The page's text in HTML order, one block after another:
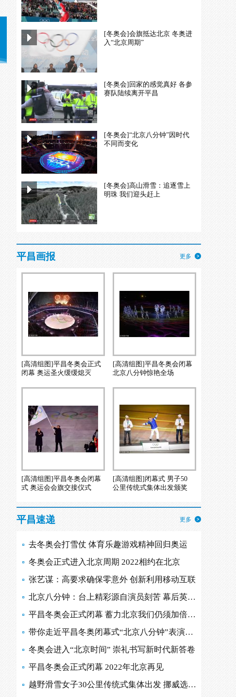
[冬奥会]会旗抵达北京 冬奥进
入“北京周期”
[冬奥会]回家的感觉真好 各参
赛队陆续离开平昌
[冬奥会]“北京八分钟”因时代
不同而变化
[冬奥会]高山滑雪：追逐雪上
明珠 我们迎头赶上
平昌画报 更多
[高清组图]平昌冬奥会正式
闭幕 奥运圣火缓缓熄灭
[高清组图]平昌冬奥会闭幕
北京八分钟惊艳全场
[高清组图]平昌冬奥会闭幕
式 奥运会会旗交接仪式
[高清组图]闭幕式 男子50
公里传统式集体出发颁奖
平昌速递 更多
去冬奥会打雪仗 体育乐趣游戏精神回归奥运
冬奥会正式进入北京周期 2022相约在北京
张艺谋：高要求确保零意外 创新利用移动互联
北京八分钟：台上精彩源自演员刻苦 幕后英雄多
平昌冬奥会正式闭幕 蓄力北京我们仍须加倍努力
带你走近平昌冬奥闭幕式“北京八分钟”表演现场
冬奥会进入“北京时间” 崇礼书写新时代新答卷
平昌冬奥会正式闭幕 2022年北京再见
越野滑雪女子30公里传统式集体出发 挪威选手摘金